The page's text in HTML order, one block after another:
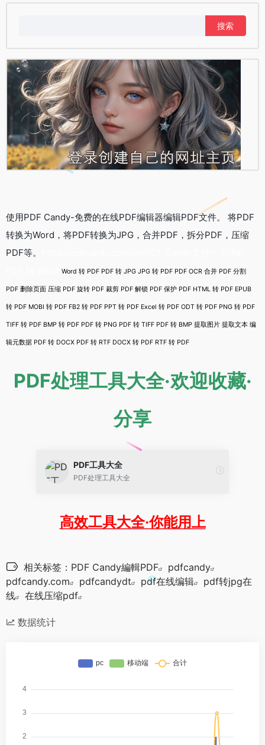
使用PDF Candy-免费的在线PDF编辑器编辑PDF文件。 将PDF
转换为Word，将PDF转换为JPG，合并PDF，拆分PDF，压缩
PDF等。
Word 转 PDF PDF 转 JPG JPG 转 PDF PDF OCR 合并 PDF 分割
PDF 删除页面 压缩 PDF 旋转 PDF 裁剪 PDF 解锁 PDF 保护 PDF HTML 转 PDF EPUB
转 PDF MOBI 转 PDF FB2 转 PDF PPT 转 PDF Excel 转 PDF ODT 转 PDF PNG 转 PDF
TIFF 转 PDF BMP 转 PDF PDF 转 PNG PDF 转 TIFF PDF 转 BMP 提取图片 提取文本 编
辑元数据 PDF 转 DOCX PDF 转 RTF DOCX 转 PDF RTF 转 PDF
PDF处理工具大全·欢迎收藏·
分享
PDF工具大全
PDF处理工具大全
高效工具大全·你能用上
相关标签： PDF Candy編輯PDF
pdfcandy
pdfcandy.com
pdfcandydt pdf在线编辑
pdf转jpg在
线
在线压缩pdf
数据统计